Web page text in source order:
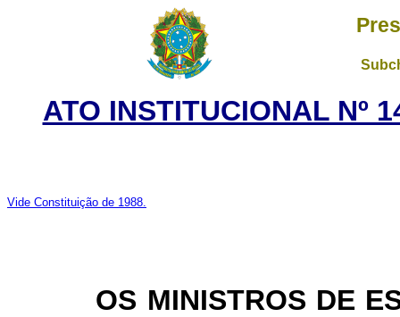
ATO INSTITUCIONAL Nº
Vide Constituição de 1988.
OS MINISTROS DE